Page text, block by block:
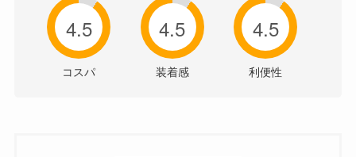
4.5
コスパ
4.5
装着感
4.5
利便性